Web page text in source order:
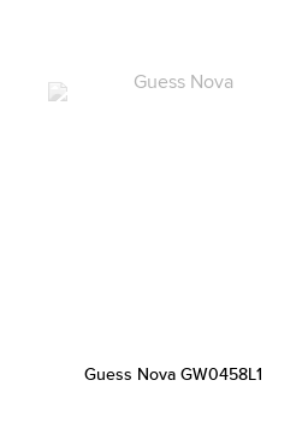
Guess Nova GW0458L1